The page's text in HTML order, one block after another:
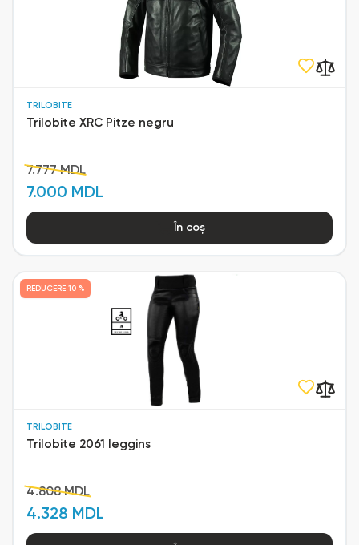
TRILOBITE
Trilobite XRC Pitze negru
7.777 MDL
7.000 MDL
În coș
TRILOBITE
Trilobite 2061 leggins
4.808 MDL
4.328 MDL
REDUCERE 10 %